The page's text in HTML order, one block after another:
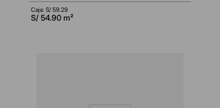
Caja: S/ 59.29
S/ 54.90 m²